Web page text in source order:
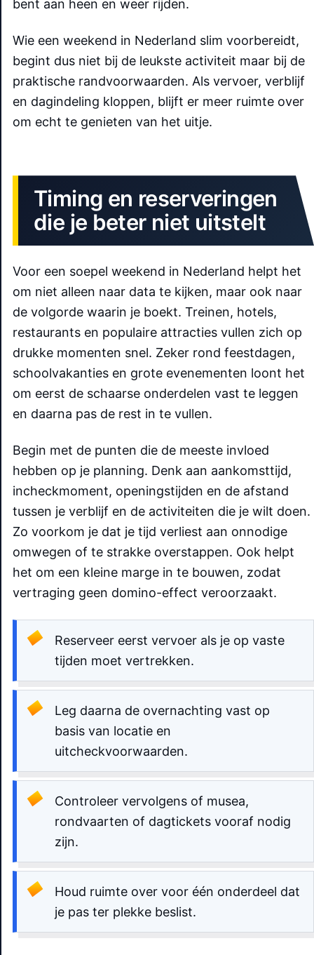
bent aan heen en weer rijden.
Wie een weekend in Nederland slim voorbereidt,
begint dus niet bij de leukste activiteit maar bij de
praktische randvoorwaarden. Als vervoer, verblijf
en dagindeling kloppen, blijft er meer ruimte over
om echt te genieten van het uitje.
Timing en reserveringen
die je beter niet uitstelt
Voor een soepel weekend in Nederland helpt het
om niet alleen naar data te kijken, maar ook naar
de volgorde waarin je boekt. Treinen, hotels,
restaurants en populaire attracties vullen zich op
drukke momenten snel. Zeker rond feestdagen,
schoolvakanties en grote evenementen loont het
om eerst de schaarse onderdelen vast te leggen
en daarna pas de rest in te vullen.
Begin met de punten die de meeste invloed
hebben op je planning. Denk aan aankomsttijd,
incheckmoment, openingstijden en de afstand
tussen je verblijf en de activiteiten die je wilt doen.
Zo voorkom je dat je tijd verliest aan onnodige
omwegen of te strakke overstappen. Ook helpt
het om een kleine marge in te bouwen, zodat
vertraging geen domino-effect veroorzaakt.
Reserveer eerst vervoer als je op vaste
tijden moet vertrekken.
Leg daarna de overnachting vast op
basis van locatie en
uitcheckvoorwaarden.
Controleer vervolgens of musea,
rondvaarten of dagtickets vooraf nodig
zijn.
Houd ruimte over voor één onderdeel dat
je pas ter plekke beslist.